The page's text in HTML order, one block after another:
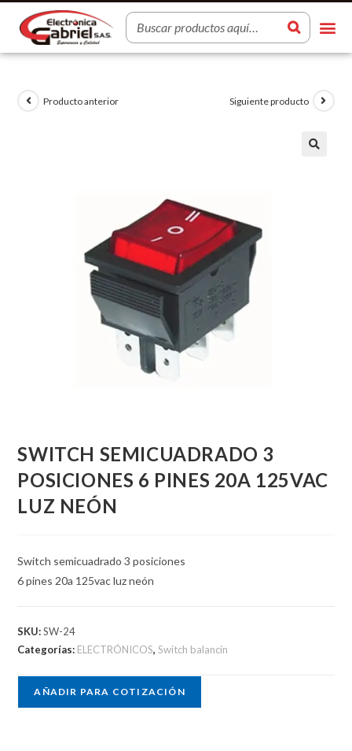
Producto anterior Siguiente producto
SWITCH SEMICUADRADO 3
POSICIONES 6 PINES 20A 125VAC
LUZ NEÓN
Switch semicuadrado 3 posiciones
6 pines 20a 125vac luz neón
SKU:SW-24
Categorías: ELECTRÓNICOS,Switch balancin
AÑADIR PARA COTIZACIÓN